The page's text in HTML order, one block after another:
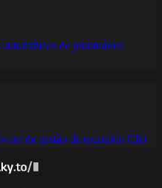
de prontuários
de gestão de escritório Clio